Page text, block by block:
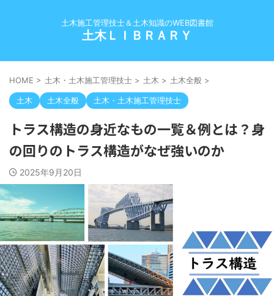
土木施工管理技士＆土木知識のWEB図書館
土木ＬＩＢＲＡＲＹ
HOME > 土木・土木施工管理技士 > 土木 > 土木全般 >
土木 土木全般 土木・土木施工管理技士
トラス構造の身近なもの一覧＆例とは？身
の回りのトラス構造がなぜ強いのか
2025年9月20日